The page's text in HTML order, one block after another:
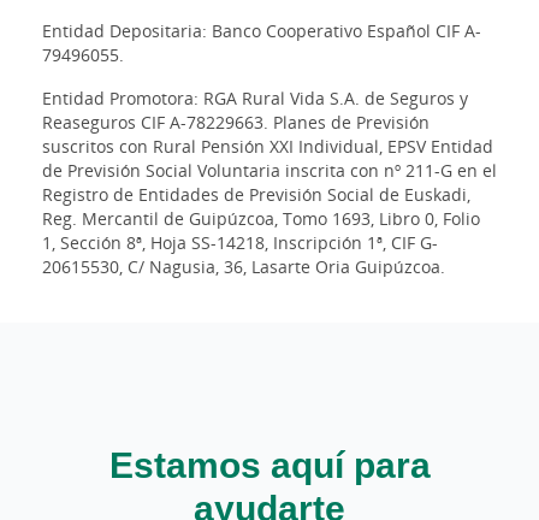
Entidad Depositaria: Banco Cooperativo Español CIF A-
79496055.
Entidad Promotora: RGA Rural Vida S.A. de Seguros y
Reaseguros CIF A-78229663. Planes de Previsión
suscritos con Rural Pensión XXI Individual, EPSV Entidad
de Previsión Social Voluntaria inscrita con nº 211-G en el
Registro de Entidades de Previsión Social de Euskadi,
Reg. Mercantil de Guipúzcoa, Tomo 1693, Libro 0, Folio
1, Sección 8ª, Hoja SS-14218, Inscripción 1ª, CIF G-
20615530, C/ Nagusia, 36, Lasarte Oria Guipúzcoa.
Estamos aquí para
ayudarte